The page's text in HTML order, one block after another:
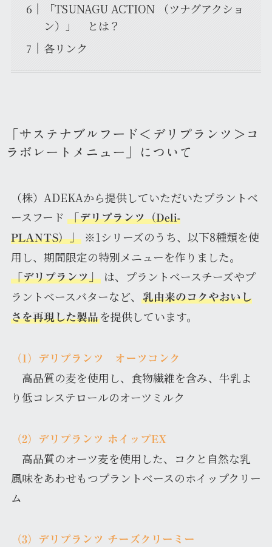
「TSUNAGU ACTION （ツナグアクショ
ン）」 とは？
各リンク
「サステナブルフード＜デリプランツ＞コ
ラボレートメニュー」について
（株）ADEKAから提供していただいたプラントベ
ースフード 「デリプランツ（Deli-
PLANTS）」※1シリーズのうち、以下8種類を使
用し、期間限定の特別メニューを作りました。
「デリプランツ」は、プラントベースチーズやプ
ラントベースバターなど、
乳由来のコクやおいし
さを再現した製品を提供しています。
（1）デリプランツ オーツコンク
高品質の麦を使用し、食物繊維を含み、牛乳よ
り低コレステロールのオーツミルク
（2）デリプランツ ホイップEX
高品質のオーツ麦を使用した、コクと自然な乳
風味をあわせもつプラントベースのホイップクリー
ム
（3）デリプランツ チーズクリーミー